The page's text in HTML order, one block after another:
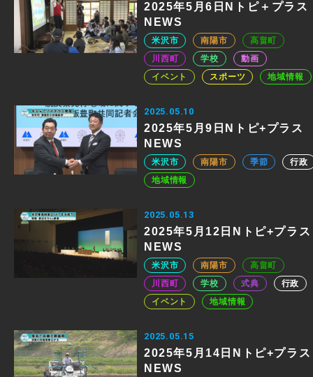
2025年5月6日Nトピ＋プラス
NEWS
米沢市 南陽市
高畠町
川西町
学校
動画
イベント
スポーツ 地域情報
2025.05.10
2025年5月9日Nトピ+プラス
NEWS
米沢市 南陽市 季節
行政
地域情報
2025.05.13
2025年5月12日Nトピ+プラス
NEWS
米沢市 南陽市
高畠町
川西町
学校 式典
行政
イベント
地域情報
2025.05.15
2025年5月14日Nトピ+プラス
NEWS